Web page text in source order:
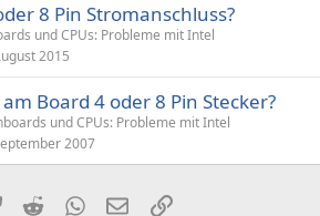
8 Pin Stromanschluss?
und CPUs: Probleme mit Intel
2015
Board 4 oder 8 Pin Stecker?
und CPUs: Probleme mit Intel
2007
BlueskyRedditWhatsApp
E-MailLink